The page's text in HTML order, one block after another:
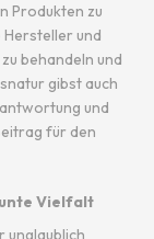
Produkten zu
und
behandeln und
gibst auch
und
für den
Vielfalt
unglaublich